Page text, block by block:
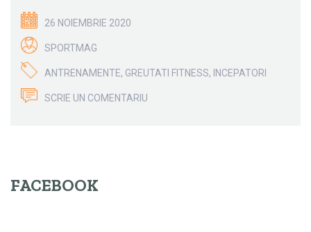
26 NOIEMBRIE 2020
SPORTMAG
ANTRENAMENTE, GREUTATI FITNESS, INCEPATORI
SCRIE UN COMENTARIU
FACEBOOK